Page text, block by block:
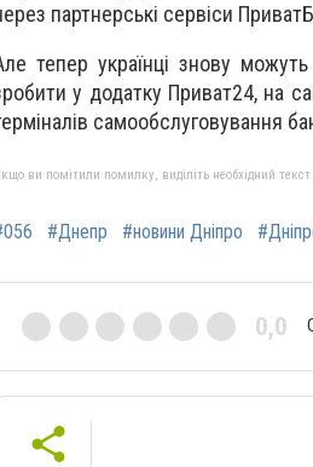
партнерські сервіси
тепер українці знову
у додатку Приват24, на
самообслуговування
ви помітили помилку, виділіть необхідний
#Днепр #новини Дніпро
0,0